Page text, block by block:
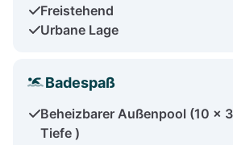
Freistehend
Urbane Lage
Badespaß
Beheizbarer Außenpool (10 x
Tiefe )